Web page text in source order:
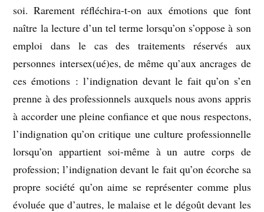
soi. Rarement réfléchira-t-on aux émotions que font
naître la lecture d’un tel terme lorsqu’on s’oppose à son
emploi dans le cas des traitements réservés aux
personnes intersex(ué)es, de même qu’aux ancrages de
ces émotions : l’indignation devant le fait qu’on s’en
prenne à des professionnels auxquels nous avons appris
à accorder une pleine confiance et que nous respectons,
l’indignation qu’on critique une culture professionnelle
lorsqu’on appartient soi-même à un autre corps de
profession; l’indignation devant le fait qu’on écorche sa
propre société qu’on aime se représenter comme plus
évoluée que d’autres, le malaise et le dégoût devant les